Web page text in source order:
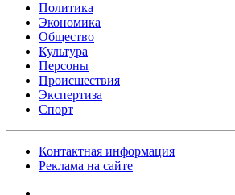
Политика
Экономика
Общество
Культура
Персоны
Происшествия
Экспертиза
Спорт
Контактная информация
Реклама на сайте